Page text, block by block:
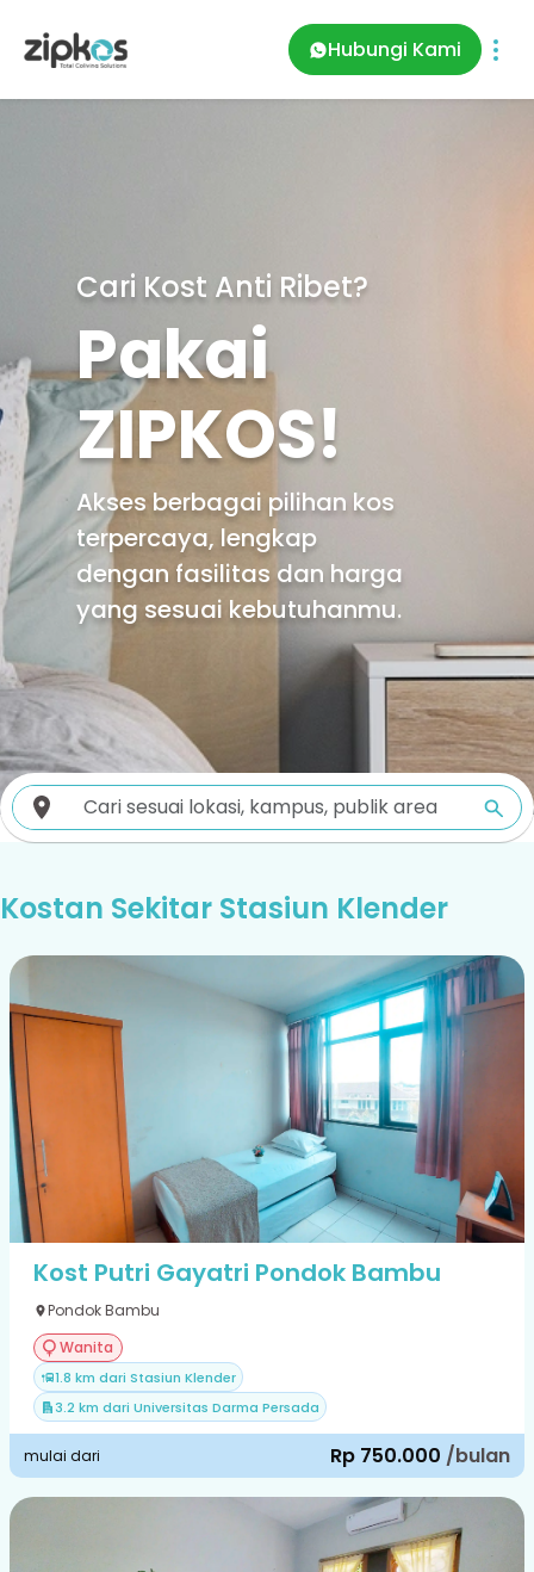
Hubungi Kami
Cari Kost Anti Ribet?
Pakai
ZIPKOS!
Akses berbagai pilihan kos
terpercaya, lengkap
dengan fasilitas dan harga
yang sesuai kebutuhanmu.
Kostan Sekitar Stasiun Klender
Kost Putri Gayatri Pondok Bambu
Pondok Bambu
Wanita
1.8 km dari Stasiun Klender
3.2 km dari Universitas Darma Persada
mulai dari Rp 750.000 /bulan